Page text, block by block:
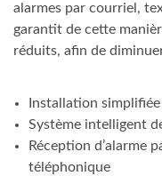
alarmes par courriel,
garantit de cette
réduits, afin de
Installation
Système intelligent
Réception d’alarme
téléphonique